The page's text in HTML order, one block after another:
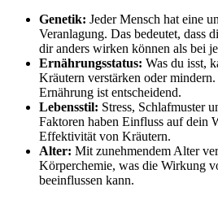
Genetik: Jeder Mensch hat eine
⁢Veranlagung. Das bedeutet,‍ dass
dir ‍anders ​wirken⁤ können als bei
Ernährungsstatus: Was du isst,
Kräutern verstärken oder
Ernährung ist entscheidend.
Lebensstil: Stress, Schlafmuster
Faktoren haben Einfluss​ auf​ dein
Effektivität von Kräutern.
Alter: Mit zunehmendem Alter
Körperchemie, was die‍ Wirkung
beeinflussen‍ kann.